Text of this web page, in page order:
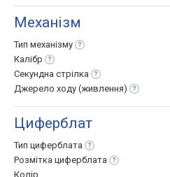
Механізм
Тип механізму
Калібр
Секундна стрілка
Джерело ходу (живлення)
Циферблат
Тип циферблата
Розмітка циферблата
Колір